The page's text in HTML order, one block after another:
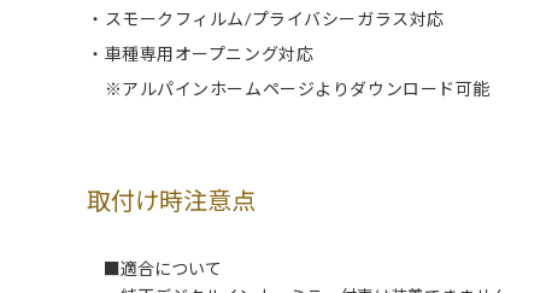
・スモークフィルム/プライバシーガラス対応
・車種専用オープニング対応
※アルパインホームページよりダウンロード可能
取付け時注意点
■適合について